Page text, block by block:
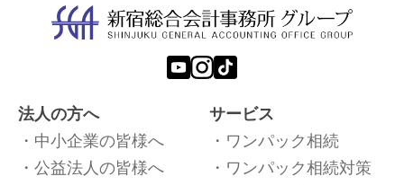
法人の方へ
中小企業の皆様へ
公益法人の皆様へ
サービス
ワンパック相続
ワンパック相続対策